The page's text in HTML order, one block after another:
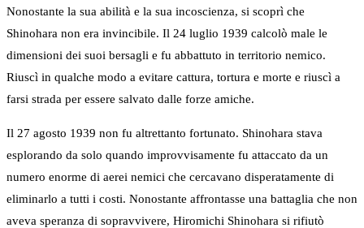
Nonostante la sua abilità e la sua incoscienza, si scoprì che
Shinohara non era invincibile. Il 24 luglio 1939 calcolò male le
dimensioni dei suoi bersagli e fu abbattuto in territorio nemico.
Riuscì in qualche modo a evitare cattura, tortura e morte e riuscì a
farsi strada per essere salvato dalle forze amiche.
Il 27 agosto 1939 non fu altrettanto fortunato. Shinohara stava
esplorando da solo quando improvvisamente fu attaccato da un
numero enorme di aerei nemici che cercavano disperatamente di
eliminarlo a tutti i costi. Nonostante affrontasse una battaglia che non
aveva speranza di sopravvivere, Hiromichi Shinohara si rifiutò